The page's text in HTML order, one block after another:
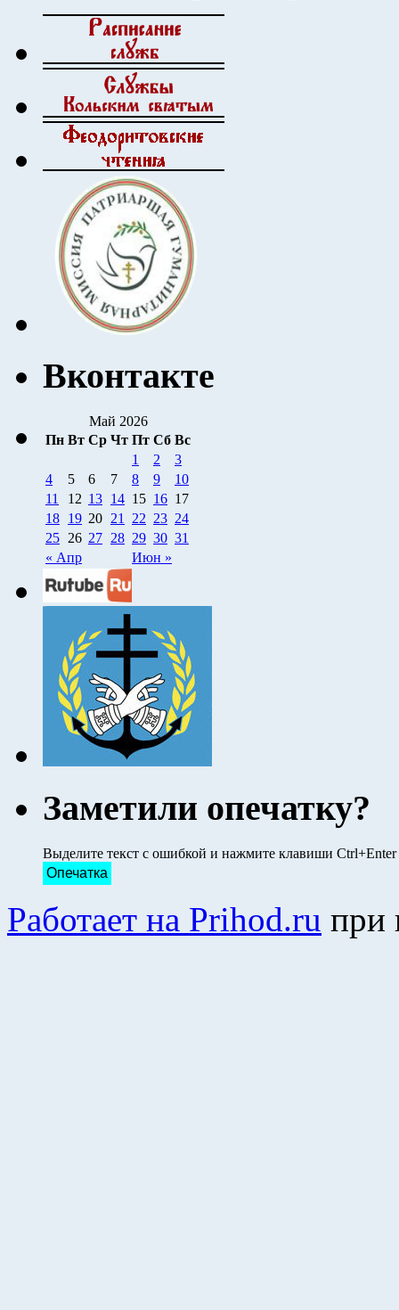
Вконтакте
Май 2026
Пн Вт Ср Чт Пт Сб Вс
« Апр Июн »
1 2
3
4
5 6 7 8 9
10
11
12 13 14 15 16 17
18 19 20 21 22 23 24
25 26 27 28 29 30 31
Заметили опечатку?
Выделите текст с ошибкой и нажмите клавиши
Опечатка
Работает на Prihod.ru при